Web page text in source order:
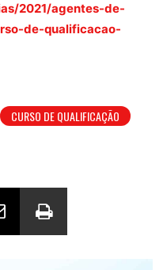
2021/agentes-de-
de-qualificacao-
CURSO DE QUALIFICAÇÃO